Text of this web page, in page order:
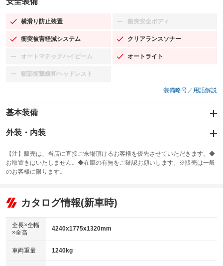
横滑り防止装置
：装備あり 衝突安全ボディ
：装備なし
衝突被害軽減システム
：装備あり クリアランスソナー
：装備あり
オートマチックハイビーム
：装備なし オートライト
：装備あり
頸部衝撃緩和ヘッドレスト
：装備なし
装備略号／用語解説
基本装備
エアバッグ：運転席/助手席/サイド
：装備あり
：装備なし
サンルーフ
：装備なし ABS
リフトアップ
：装備なし
：装備なし
パワーウィンドウ
アイドリングストップ
：装備なし
外装・内装
カーナビ
：装備なし
TV
：装備なし
ビジュアル
：装備なし
アルミホイール：17インチ
：装備あり
【注】販売は、当店に直接ご来場頂けるお客様を優先させていただきます。◆
お取置きはいたしません。◆在庫の有無をご確認お願いします。※販売は一般
のお客様に限ります。
カタログ情報(新車時)
全長×全幅
×全高
4240x1775x1320mm
車両重量 1240kg